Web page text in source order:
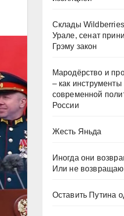
Склады Wildberries
Урале, сенат
Грэму закон
Мародёрство и
– как инструменты
современной
России
Жесть Яньда
Иногда они
Или не
Оставить Путина